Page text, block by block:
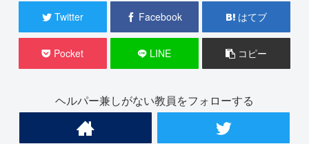
Twitter Facebook はてブ
Pocket LINE コピー
ヘルパー兼しがない教員をフォローする